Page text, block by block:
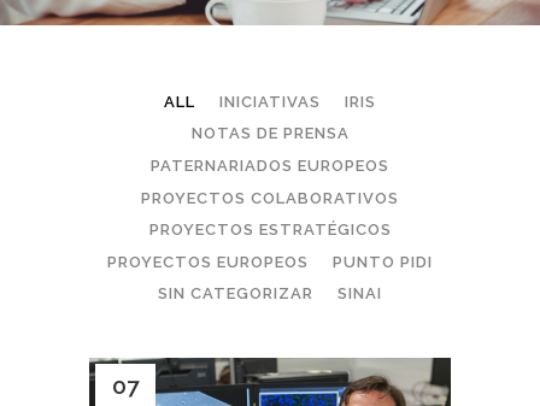
ALL INICIATIVAS
IRIS
NOTAS DE PRENSA
PATERNARIADOS EUROPEOS
PROYECTOS COLABORATIVOS
PROYECTOS ESTRATÉGICOS
PROYECTOS EUROPEOS
PUNTO PIDI
SIN CATEGORIZAR
SINAI
07